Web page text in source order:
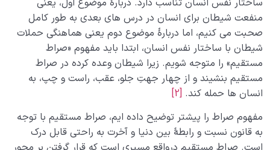
ساختار نفس انسان تناسب دارد. دربارۀ موضوع اول، یعنی
منفعت شیطان برای انسان در درس های بعدی به طور کامل
صحبت می کنیم، اما دربارۀ موضوع دوم یعنی هماهنگی حملات
شیطان با ساختار نفس انسان، ابتدا باید مفهوم «صراط
مستقیم» را متوجه شویم. زیرا شیطان وعده کرده در صراط
مستقیم بنشیند و از چهار جهتِ جلو، عقب، راست و چپ، به
انسان ها حمله کند. [2]
مفهوم صراط را پیشتر توضیح داده ایم، صراط مستقیم با توجه
به قانون نسبت و رابطۀ بین دنیا و آخرت به راحتی قابل درک